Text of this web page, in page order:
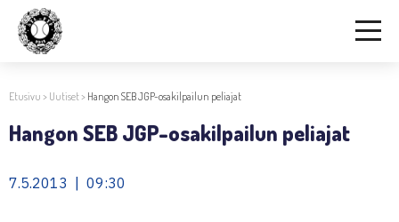
Etusivu > Uutiset> Hangon SEB JGP-osakilpailun peliajat
Hangon SEB JGP-osakilpailun peliajat
7.5.2013 | 09:30